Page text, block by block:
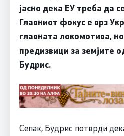
јасно дека ЕУ треба да
Главниот фокус е врз
главната локомотива,
предизвици за земјите
Будрис.
Сепак, Будрис потврди